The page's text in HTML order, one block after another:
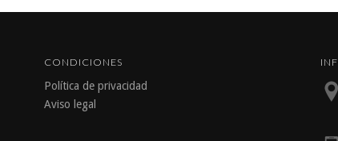
CONDICIONES
Política de privacidad
Aviso legal